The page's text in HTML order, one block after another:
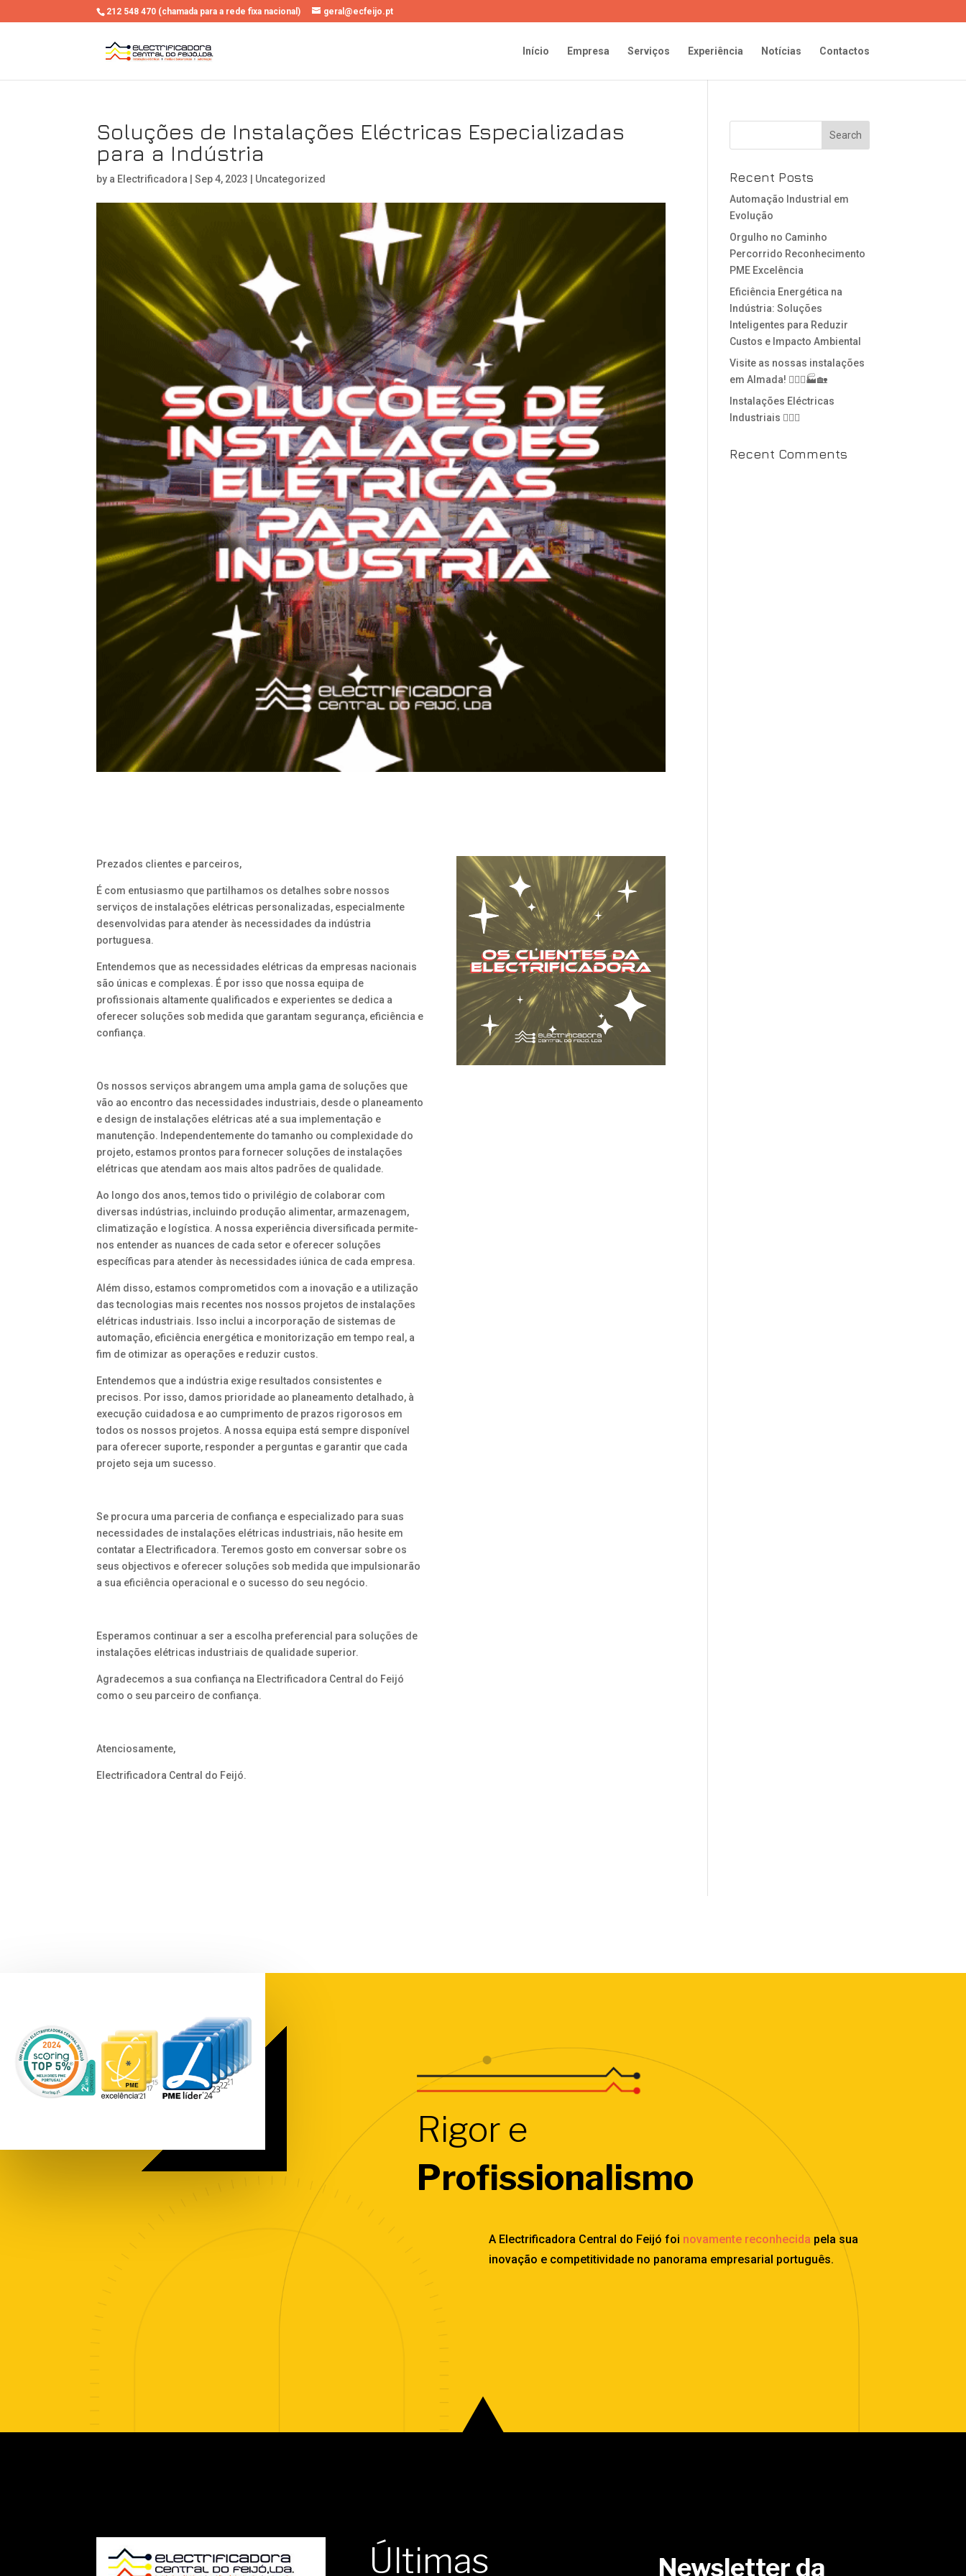
212 548 470 (chamada para a rede fixa nacional) geral@ecfeijo.pt
Início Empresa Serviços Experiência Notícias Contactos
Soluções de Instalações Eléctricas Especializadas
para a Indústria
by a Electrificadora |Sep 4, 2023 Uncategorized
Prezados clientes e parceiros,
É com entusiasmo que partilhamos os detalhes sobre nossos
serviços de instalações elétricas personalizadas, especialmente
desenvolvidas para atender às necessidades da indústria
portuguesa.
Entendemos que as necessidades elétricas da empresas nacionais
são únicas e complexas. É por isso que nossa equipa de
profissionais altamente qualificados e experientes se dedica a
oferecer soluções sob medida que garantam segurança, eficiência e
confiança.
Os nossos serviços abrangem uma ampla gama de soluções que
vão ao encontro das necessidades industriais, desde o planeamento
e design de instalações elétricas até a sua implementação e
manutenção. Independentemente do tamanho ou complexidade do
projeto, estamos prontos para fornecer soluções de instalações
elétricas que atendam aos mais altos padrões de qualidade.
Ao longo dos anos, temos tido o privilégio de colaborar com
diversas indústrias, incluindo produção alimentar, armazenagem,
climatização e logística. A nossa experiência diversificada permite-
nos entender as nuances de cada setor e oferecer soluções
específicas para atender às necessidades iúnica de cada empresa.
Além disso, estamos comprometidos com a inovação e a utilização
das tecnologias mais recentes nos nossos projetos de instalações
elétricas industriais. Isso inclui a incorporação de sistemas de
automação, eficiência energética e monitorização em tempo real, a
fim de otimizar as operações e reduzir custos.
Entendemos que a indústria exige resultados consistentes e
precisos. Por isso, damos prioridade ao planeamento detalhado, à
execução cuidadosa e ao cumprimento de prazos rigorosos em
todos os nossos projetos. A nossa equipa está sempre disponível
para oferecer suporte, responder a perguntas e garantir que cada
projeto seja um sucesso.
Se procura uma parceria de confiança e especializado para suas
necessidades de instalações elétricas industriais, não hesite em
contatar a Electrificadora. Teremos gosto em conversar sobre os
seus objectivos e oferecer soluções sob medida que impulsionarão
a sua eficiência operacional e o sucesso do seu negócio.
Esperamos continuar a ser a escolha preferencial para soluções de
instalações elétricas industriais de qualidade superior.
Agradecemos a sua confiança na Electrificadora Central do Feijó
como o seu parceiro de confiança.
Atenciosamente,
Electrificadora Central do Feijó.
Recent Posts
Automação Industrial em
Evolução
Orgulho no Caminho
Percorrido Reconhecimento
PME Excelência
Eficiência Energética na
Indústria: Soluções
Inteligentes para Reduzir
Custos e Impacto Ambiental
Visite as nossas instalações
em Almada! 👷🏻‍♂️🏭🏡
Instalações Eléctricas
Industriais 👷🏻‍♂️
Recent Comments
Rigor e
Profissionalismo
A Electrificadora Central do Feijó foi novamente reconhecida pela sua
inovação e competitividade no panorama empresarial português.
Últimas Newsletter da